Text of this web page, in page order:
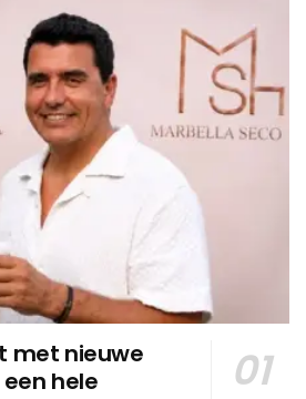
met nieuwe
hele